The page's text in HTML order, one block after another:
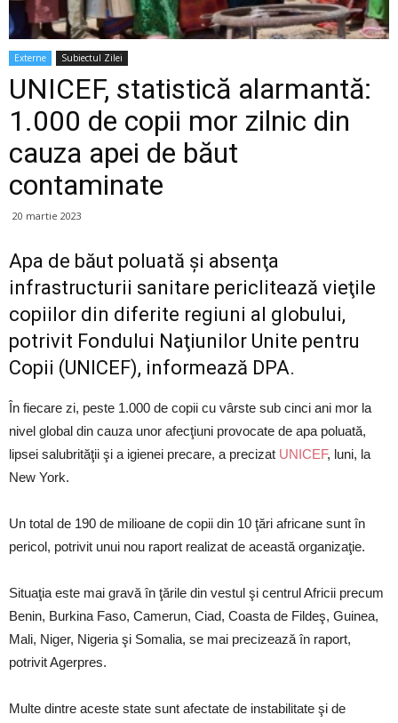
Externe Subiectul Zilei
UNICEF, statistică alarmantă:
1.000 de copii mor zilnic din
cauza apei de băut
contaminate
20 martie 2023
Apa de băut poluată şi absenţa
infrastructurii sanitare periclitează vieţile
copiilor din diferite regiuni al globului,
potrivit Fondului Naţiunilor Unite pentru
Copii (UNICEF), informează DPA.
În fiecare zi, peste 1.000 de copii cu vârste sub cinci ani mor la
nivel global din cauza unor afecţiuni provocate de apa poluată,
lipsei salubrităţii şi a igienei precare, a precizat UNICEF, luni, la
New York.
Un total de 190 de milioane de copii din 10 ţări africane sunt în
pericol, potrivit unui nou raport realizat de această organizaţie.
Situaţia este mai gravă în ţările din vestul şi centrul Africii precum
Benin, Burkina Faso, Camerun, Ciad, Coasta de Fildeş, Guinea,
Mali, Niger, Nigeria şi Somalia, se mai precizează în raport,
potrivit Agerpres.
Multe dintre aceste state sunt afectate de instabilitate şi de